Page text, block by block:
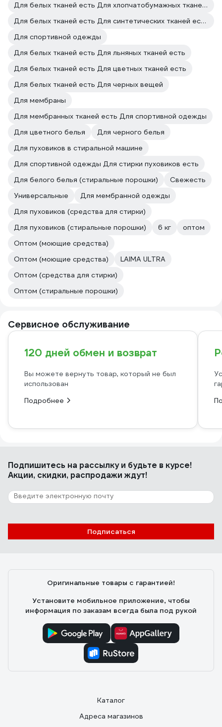
Для белых тканей есть Для хлопчатобумажных тканей есть
Для белых тканей есть Для синтетических тканей есть
Для спортивной одежды
Для белых тканей есть Для льняных тканей есть
Для белых тканей есть Для цветных тканей есть
Для белых тканей есть Для черных вещей
Для мембраны
Для мембранных тканей есть Для спортивной одежды
Для цветного белья
Для черного белья
Для пуховиков в стиральной машине
Для спортивной одежды Для стирки пуховиков есть
Для белого белья (стиральные порошки)
Свежесть
Универсальные
Для мембранной одежды
Для пуховиков (средства для стирки)
Для пуховиков (стиральные порошки)
6 кг
оптом
Оптом (моющие средства)
Оптом (моющие средства)
LAIMA ULTRA
Оптом (средства для стирки)
Оптом (стиральные порошки)
Сервисное обслуживание
120 дней обмен и возврат
Вы можете вернуть товар, который не был
использован
Подробнее
Подпишитесь на рассылкуи будьте в курсе!
Акции, скидки, распродажи ждут!
Подписаться
Оригинальные товары с гарантией!
Установите мобильное приложение, чтобы
информация по заказам всегда была под рукой
Каталог
Адреса магазинов